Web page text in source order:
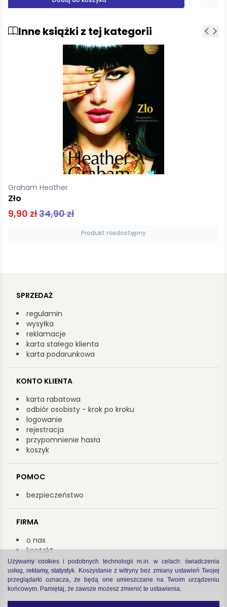
Używamy cookies i podobnych technologii m.in. w celach: świadczenia
usług, reklamy, statystyk. Koszystanie z witryny bez zmiany ustawień Twojej
przeglądarki oznacza, że będą one umieszczane na Twoim urządzeniu
końcowym. Pamiętaj, że zawsze możesz zmienić te ustawienia.
Inne książki z tej kategorii
Horst Lier Jorn Enger Thomas
Snajper
54,99 zł
Produkt niedostępny
SPRZEDAŻ
regulamin
wysyłka
reklamacje
karta stałego klienta
karta podarunkowa
KONTO KLIENTA
karta rabatowa
odbiór osobisty - krok po kroku
logowanie
rejestracja
przypomnienie hasła
koszyk
POMOC
bezpieczeństwo
FIRMA
o nas
kontakt
kariera
współpraca